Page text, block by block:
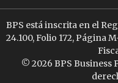
BPS está inscrita en el
24.100, Folio 172, Página
© 2026 BPS Business